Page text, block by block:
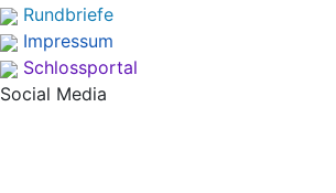
Rundbriefe
Impressum
Schlossportal
Social Media